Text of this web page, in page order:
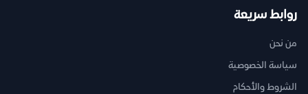
روابط سريعة
من نحن
سياسة الخصوصية
الشروط والأحكام